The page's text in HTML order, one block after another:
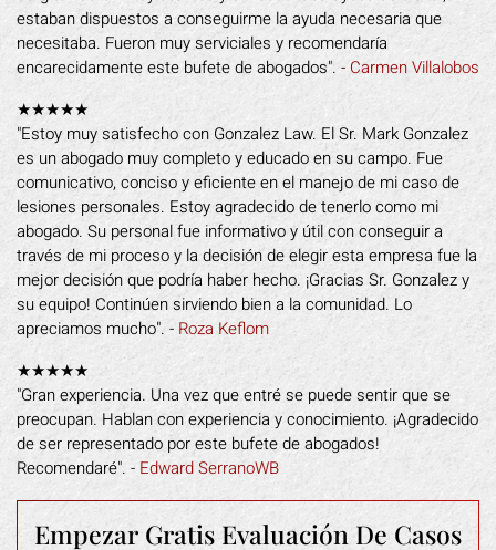
estaban dispuestos a conseguirme la ayuda necesaria que
necesitaba. Fueron muy serviciales y recomendaría
encarecidamente este bufete de abogados". - Carmen Villalobos
★★★★★
"Estoy muy satisfecho con Gonzalez Law. El Sr. Mark Gonzalez
es un abogado muy completo y educado en su campo. Fue
comunicativo, conciso y eficiente en el manejo de mi caso de
lesiones personales. Estoy agradecido de tenerlo como mi
abogado. Su personal fue informativo y útil con conseguir a
través de mi proceso y la decisión de elegir esta empresa fue la
mejor decisión que podría haber hecho. ¡Gracias Sr. Gonzalez y
su equipo! Continúen sirviendo bien a la comunidad. Lo
apreciamos mucho". - Roza Keflom
★★★★★
"Gran experiencia. Una vez que entré se puede sentir que se
preocupan. Hablan con experiencia y conocimiento. ¡Agradecido
de ser representado por este bufete de abogados!
Recomendaré". - Edward SerranoWB
Empezar GratisEvaluación De Casos